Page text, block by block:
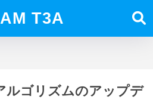
T3A
ルゴリズムのアップデ